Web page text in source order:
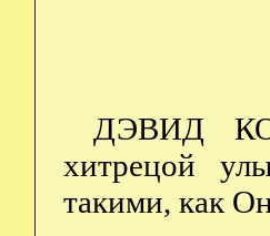
ДЭВИД
хитрецой
такими, как